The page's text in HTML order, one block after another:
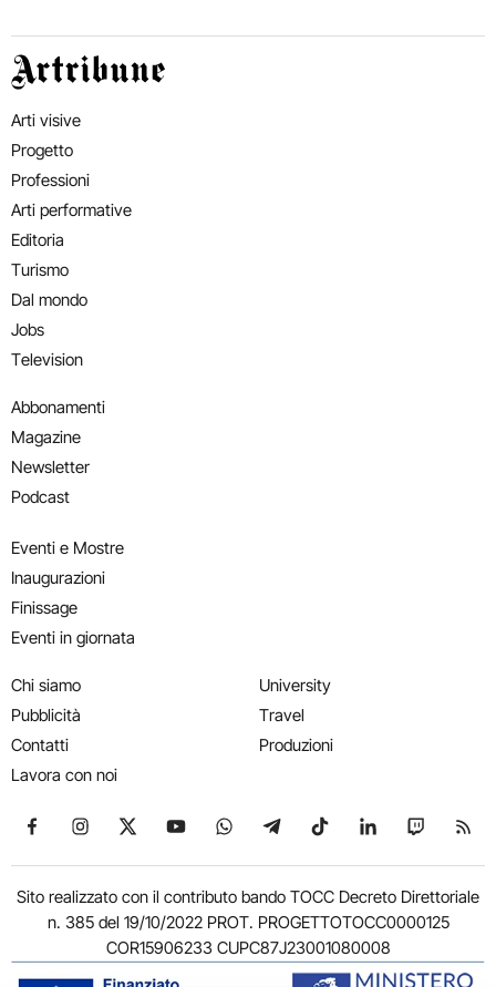
Artribune
Arti visive
Progetto
Professioni
Arti performative
Editoria
Turismo
Dal mondo
Jobs
Television
Abbonamenti
Magazine
Newsletter
Podcast
Eventi e Mostre
Inaugurazioni
Finissage
Eventi in giornata
Chi siamo
Pubblicità
Contatti
Lavora con noi
University
Travel
Produzioni
Seguici su Facebook
Seguici su Instagram
Seguici su X
Seguici su YouTube
Seguici su WhatsApp
Seguici su Telegram
Seguici su TikTok
Seguici su
Seguici
Sito realizzato con il contributo bando TOCC Decreto Direttoriale
n. 385 del 19/10/2022 PROT. PROGETTOTOCC0000125
COR15906233 CUPC87J23001080008